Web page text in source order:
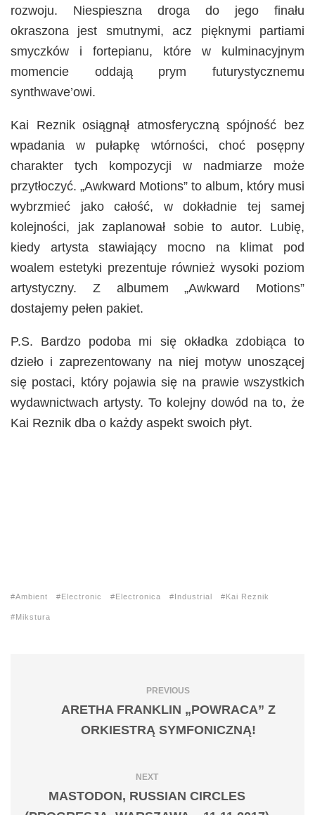
rozwoju. Niespieszna droga do jego finału
okraszona jest smutnymi, acz pięknymi partiami
smyczków i fortepianu, które w kulminacyjnym
momencie oddają prym futurystycznemu
synthwave’owi.
Kai Reznik osiągnął atmosferyczną spójność bez
wpadania w pułapkę wtórności, choć posępny
charakter tych kompozycji w nadmiarze może
przytłoczyć. „Awkward Motions” to album, który musi
wybrzmieć jako całość, w dokładnie tej samej
kolejności, jak zaplanował sobie to autor. Lubię,
kiedy artysta stawiający mocno na klimat pod
woalem estetyki prezentuje również wysoki poziom
artystyczny. Z albumem „Awkward Motions”
dostajemy pełen pakiet.
P.S. Bardzo podoba mi się okładka zdobiąca to
dzieło i zaprezentowany na niej motyw unoszącej
się postaci, który pojawia się na prawie wszystkich
wydawnictwach artysty. To kolejny dowód na to, że
Kai Reznik dba o każdy aspekt swoich płyt.
Ambient Electronic Electronica Industrial Kai Reznik
Mikstura
PREVIOUS
ARETHA FRANKLIN „POWRACA” Z
ORKIESTRĄ SYMFONICZNĄ!
NEXT
MASTODON, RUSSIAN CIRCLES